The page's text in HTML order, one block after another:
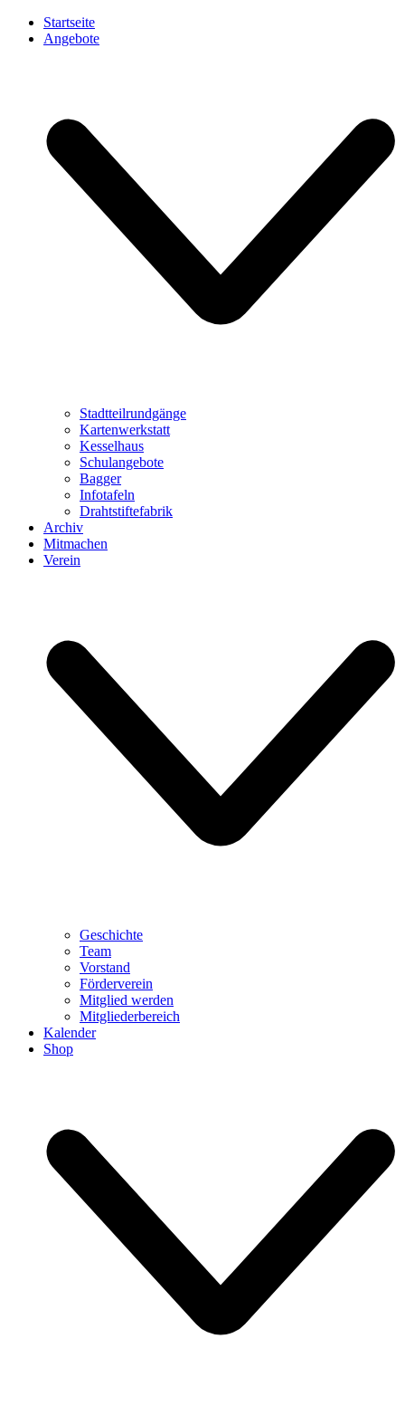
Startseite
Angebote
Stadtteilrundgänge
Kartenwerkstatt
Kesselhaus
Schulangebote
Bagger
Infotafeln
Drahtstiftefabrik
Archiv
Mitmachen
Verein
Geschichte
Team
Vorstand
Förderverein
Mitglied werden
Mitgliederbereich
Kalender
Shop